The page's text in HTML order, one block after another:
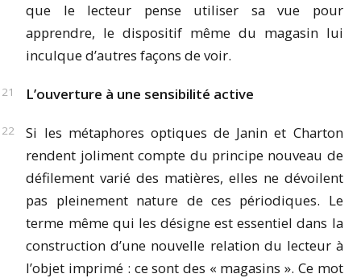
que le lecteur pense utiliser sa vue pour
apprendre, le dispositif même du magasin lui
inculque d’autres façons de voir.
L’ouverture à une sensibilité active
Si les métaphores optiques de Janin et Charton
rendent joliment compte du principe nouveau de
défilement varié des matières, elles ne dévoilent
pas pleinement nature de ces périodiques. Le
terme même qui les désigne est essentiel dans la
construction d’une nouvelle relation du lecteur à
l’objet imprimé : ce sont des « magasins ». Ce mot